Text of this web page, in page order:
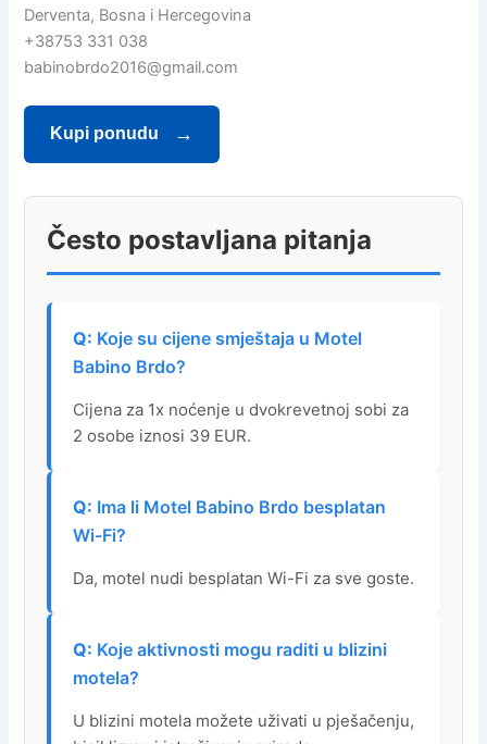
Derventa, Bosna i Hercegovina
+38753 331 038
babinobrdo2016@gmail.com
Kupi ponudu
Često postavljana pitanja
Koje su cijene smještaja u Motel
Babino Brdo?
Cijena za 1x noćenje u dvokrevetnoj sobi za
2 osobe iznosi 39 EUR.
Ima li Motel Babino Brdo besplatan
Wi-Fi?
Da, motel nudi besplatan Wi-Fi za sve goste.
Koje aktivnosti mogu raditi u blizini
motela?
U blizini motela možete uživati u pješačenju,